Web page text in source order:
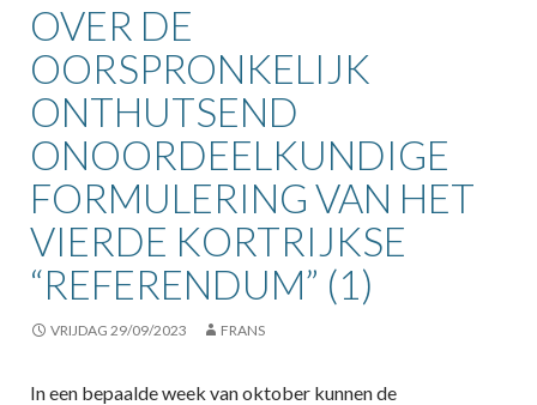
OVER DE
OORSPRONKELIJK
ONTHUTSEND
ONOORDEELKUNDIGE
FORMULERING VAN HET
VIERDE KORTRIJKSE
“REFERENDUM” (1)
VRIJDAG 29/09/2023 FRANS
In een bepaalde week van oktober kunnen de